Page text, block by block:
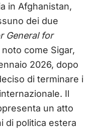
in Afghanistan,
dei due
General for
noto come Sigar,
2026, dopo
di terminare i
Il
un atto
di politica estera